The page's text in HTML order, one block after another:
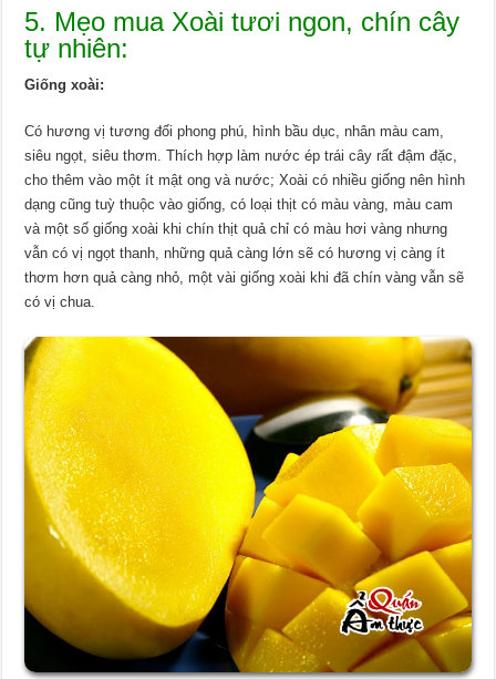
5. Mẹo mua Xoài tươi ngon, chín cây
tự nhiên:
Giống xoài:
Có hương vị tương đối phong phú, hình bầu dục, nhân màu cam,
siêu ngọt, siêu thơm. Thích hợp làm nước ép trái cây rất đậm đặc,
cho thêm vào một ít mật ong và nước; Xoài có nhiều giống nên hình
dạng cũng tuỳ thuộc vào giống, có loại thịt có màu vàng, màu cam
và một số giống xoài khi chín thịt quả chỉ có màu hơi vàng nhưng
vẫn có vị ngọt thanh, những quả càng lớn sẽ có hương vị càng ít
thơm hơn quả càng nhỏ, một vài giống xoài khi đã chín vàng vẫn sẽ
có vị chua.